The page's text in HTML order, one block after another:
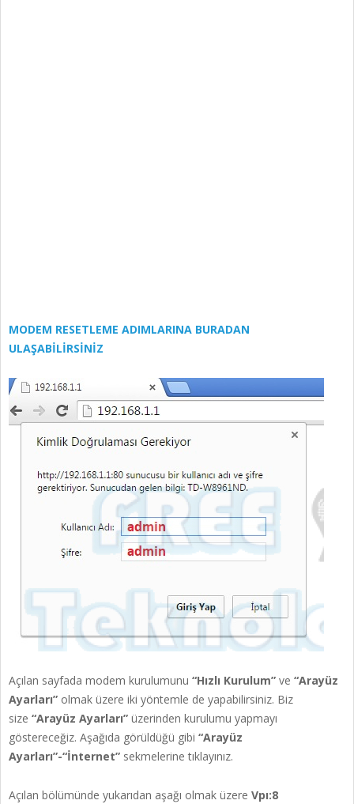
MODEM RESETLEME ADIMLARINA BURADAN
ULAŞABİLİRSİNİZ
Açılan sayfada modem kurulumunu “Hızlı Kurulum” ve “Arayüz
Ayarları” olmak üzere iki yöntemle de yapabilirsiniz. Biz
size “Arayüz Ayarları” üzerinden kurulumu yapmayı
göstereceğiz. Aşağıda görüldüğü gibi “Arayüz
Ayarları”-“İnternet” sekmelerine tıklayınız.
Açılan bölümünde yukarıdan aşağı olmak üzere Vpı:8